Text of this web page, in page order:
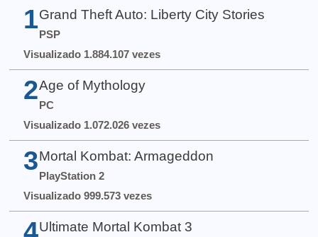
1 Grand Theft Auto: Liberty City Stories
PSP
Visualizado 1.884.107 vezes
2 Age of Mythology
PC
Visualizado 1.072.026 vezes
3 Mortal Kombat: Armageddon
PlayStation 2
Visualizado 999.573 vezes
Ultimate Mortal Kombat 3